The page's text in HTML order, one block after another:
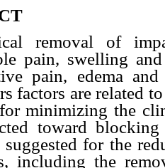
removal of
pain, swelling
pain, edema
factors are related
minimizing the
toward
suggested for the
including the